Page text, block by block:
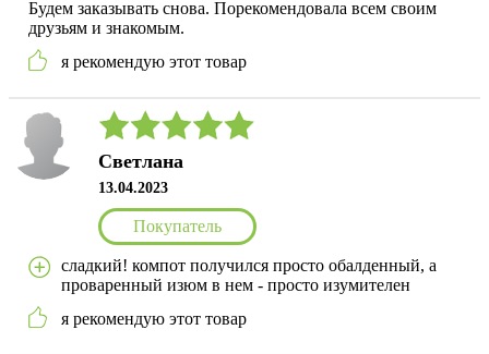
Будем заказывать снова. Порекомендовала всем своим
друзьям и знакомым.
я рекомендую этот товар
Светлана
13.04.2023
Покупатель
сладкий! компот получился просто обалденный, а
проваренный изюм в нем - просто изумителен
я рекомендую этот товар